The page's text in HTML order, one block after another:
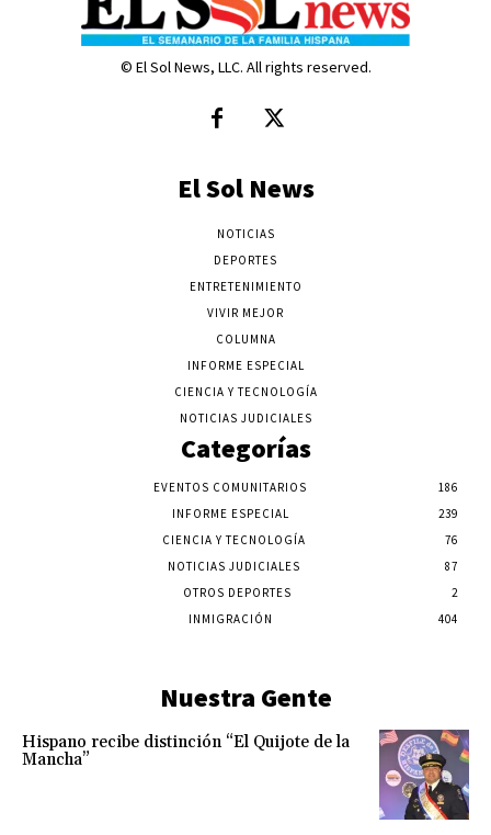
© El Sol News, LLC. All rights reserved.
El Sol News
NOTICIAS
DEPORTES
ENTRETENIMIENTO
VIVIR MEJOR
COLUMNA
INFORME ESPECIAL
CIENCIA Y TECNOLOGÍA
NOTICIAS JUDICIALES
Categorías
EVENTOS COMUNITARIOS
186
INFORME ESPECIAL
239
CIENCIA Y TECNOLOGÍA
76
NOTICIAS JUDICIALES
87
OTROS DEPORTES
2
INMIGRACIÓN
404
Nuestra Gente
Hispano recibe distinción “El Quijote de la
Mancha”